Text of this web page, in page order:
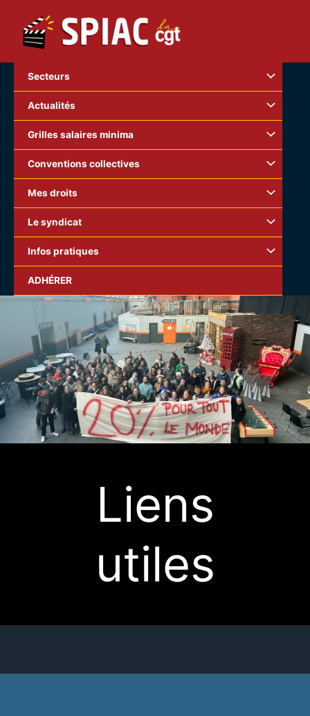
contenu
Secteurs
Actualités
Grilles salaires minima
Conventions collectives
Mes droits
Le syndicat
Infos pratiques
ADHÉRER
Liens
utiles